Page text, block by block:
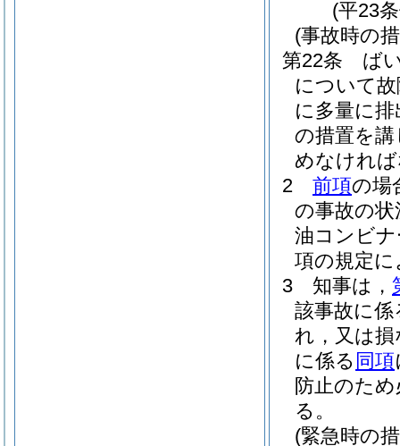
(平23
(事故時の
第22条
ば
について
に多量に
の措置を
めなけれ
2
前項の場
の事故の
油コンビ
項の規定
3
知事は，
該事故に
れ，又は
に係る 同項
防止のた
る。
(緊急時の